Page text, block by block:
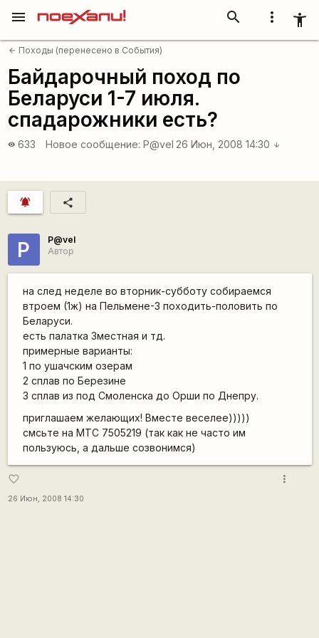
more_vert accessibility_new
search
menu
arrow_back Походы (перенесено в События)
Байдарочный поход по
Беларуси 1-7 июля.
спадарожники есть?
visibility 633 Новое сообщение: P@vel 26 Июн, 2008 14:30 arrow_downward
notifications_active share
P
P@vel
Автор
на след неделе во вторник-субботу собираемся
втроем (1ж) на Пельмене-3 походить-половить по
Беларуси.
есть палатка 3местная и тд.
примерные варианты:
1 по ушачским озерам
2 сплав по Березине
3 сплав из под Смоленска до Орши по Днепру.
приглашаем желающих! Вместе веселее)))))
смсьте на МТС 7505219 (так как не часто им
пользуюсь, а дальше созвонимся)
favorite_border
26 Июн, 2008 14:30
more_vert